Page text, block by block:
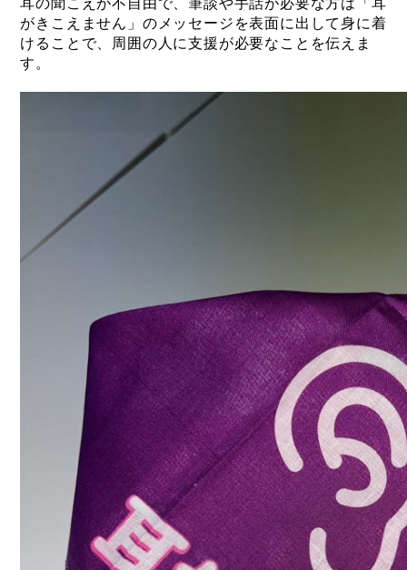
耳の聞こえが不自由で、筆談や手話が必要な方は「耳
がきこえません」のメッセージを表面に出して身に着
けることで、周囲の人に支援が必要なことを伝えま
す。